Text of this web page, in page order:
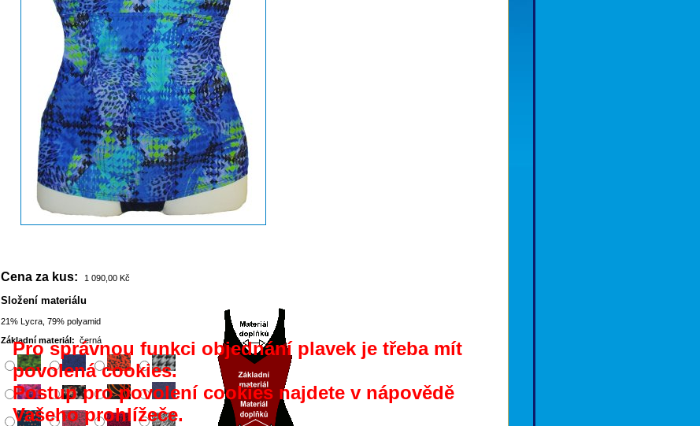
Pro správnou funkci objednání plavek je třeba mít
povolená cookies.
Postup pro povolení cookies najdete v nápovědě
Vašeho prohlížeče.
Cena za kus: 1 090,00 Kč
Složení materiálu
21% Lycra, 79% polyamid
Základní materiál: černá